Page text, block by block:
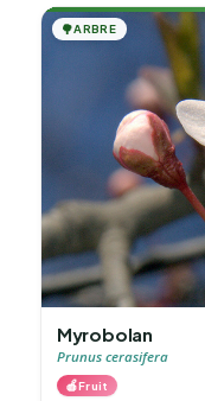
🌳ARBRE
Myrobolan
Prunus cerasifera
🍎Fruit